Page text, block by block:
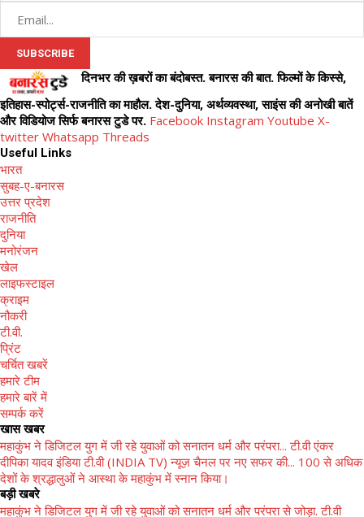
दिनभर की ख़बरों का बंदोबस्त. बनारस की बात. फिल्मों के किस्से,
इतिहास-स्पोर्ट्स-राजनीति का माहौल. देश-दुनिया, अर्थव्यवस्था, साइंस की अनोखी बातें
और विडियोज सिर्फ बनारस टुडे पर. Facebook Instagram Youtube X-
twitter Whatsapp Threads
Useful Links
भारत
सुबह-ए-बनारस
उत्तर प्रदेश
राजनीति
दुनिया
मनोरंजन
खेल
लाइफस्टाइल
क्राइम
नौकरी
टी.वी.
प्रिंट
चर्चित खबरें
हमारे टीम
हमारे बारें में
सम्पर्क करें
खास खबर
महाकुंभ ने डिजिटल युग में जी रहे युवाओं को सनातन धर्म और परंपरा... टी.वी एंकर
दीपिका यादव इंडिया टी.वी (INDIA TV) न्यूज़ चैनल पर नए सफर की... 100 से अधिक
देशों के श्रद्धालुओं ने आस्था के महाकुंभ में स्नान किया।
बड़ी खबरे
महाकुंभ ने डिजिटल युग में जी रहे युवाओं को सनातन धर्म और परंपरा से जोड़ा. टी.वी